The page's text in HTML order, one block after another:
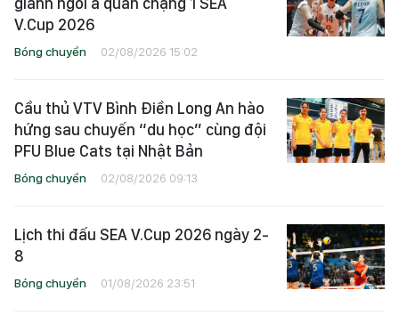
V.Cup 2026
Bóng chuyền 02/08/2026 15:02
Cầu thủ VTV Bình Điền Long An hào
hứng sau chuyến “du học” cùng đội
PFU Blue Cats tại Nhật Bản
Bóng chuyền 02/08/2026 09:13
Lịch thi đấu SEA V.Cup 2026 ngày 2-
8
Bóng chuyền 01/08/2026 23:51